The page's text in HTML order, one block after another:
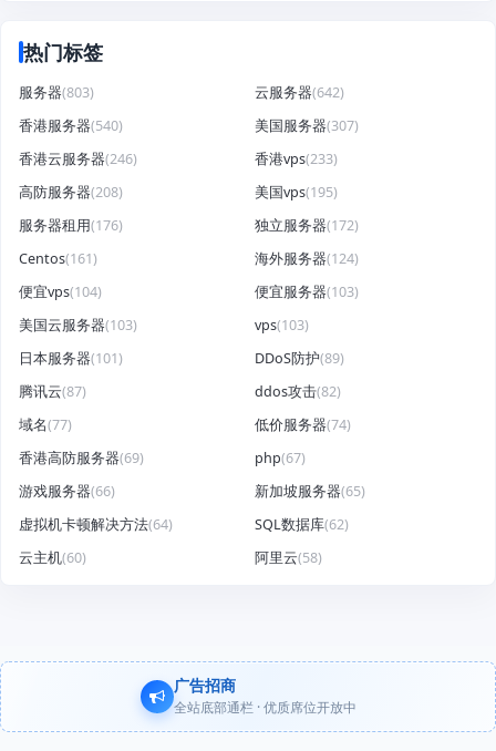
热门标签
服务器(803) 云服务器(642)
香港服务器(540) 美国服务器(307)
香港云服务器(246) 香港vps(233)
高防服务器(208) 美国vps(195)
服务器租用(176) 独立服务器(172)
Centos(161) 海外服务器(124)
便宜vps(104) 便宜服务器(103)
美国云服务器(103) vps(103)
日本服务器(101) DDoS防护(89)
腾讯云(87) ddos攻击(82)
域名(77) 低价服务器(74)
香港高防服务器(69) php(67)
游戏服务器(66) 新加坡服务器(65)
虚拟机卡顿解决方法(64) SQL数据库(62)
云主机(60) 阿里云(58)
广告招商
全站底部通栏 · 优质席位开放中